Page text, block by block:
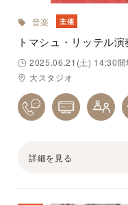
音楽 主催
トマシュ・リッテル演
2025.06.21(土) 14:30
大スタジオ
詳細を見る